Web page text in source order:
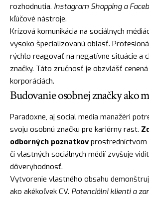
rozhodnutia. Instagram Shopping a
kľúčové nástroje.
Krízová komunikácia na sociálnych
vysoko špecializovanú oblasť.
rýchlo reagovať na negatívne situácie a
značky. Táto zručnosť je obzvlášť
korporáciách.
Budovanie osobnej značky ako
Paradoxne, aj social media manažéri
svoju osobnú značku pre kariérny rast.
odborných poznatkovprostredníctvom
či vlastných sociálnych médií zvyšuje
dôveryhodnosť.
Vytvorenie vlastného obsahu
ako akékoľvek CV. Potenciálni klienti a